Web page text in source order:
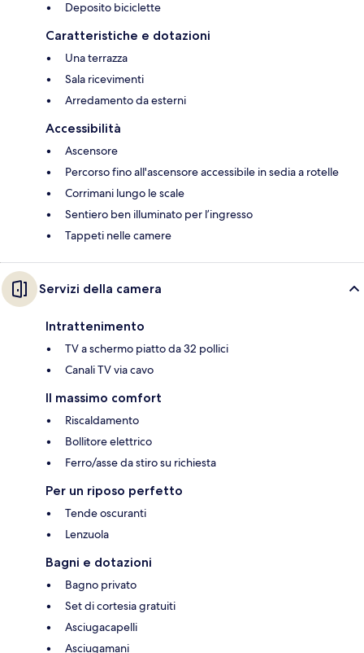
Deposito biciclette
Caratteristiche e dotazioni
Una terrazza
Sala ricevimenti
Arredamento da esterni
Accessibilità
Ascensore
Percorso fino all'ascensore accessibile in sedia a rotelle
Corrimani lungo le scale
Sentiero ben illuminato per l’ingresso
Tappeti nelle camere
Servizi della camera
Intrattenimento
TV a schermo piatto da 32 pollici
Canali TV via cavo
Il massimo comfort
Riscaldamento
Bollitore elettrico
Ferro/asse da stiro su richiesta
Per un riposo perfetto
Tende oscuranti
Lenzuola
Bagni e dotazioni
Bagno privato
Set di cortesia gratuiti
Asciugacapelli
Asciugamani